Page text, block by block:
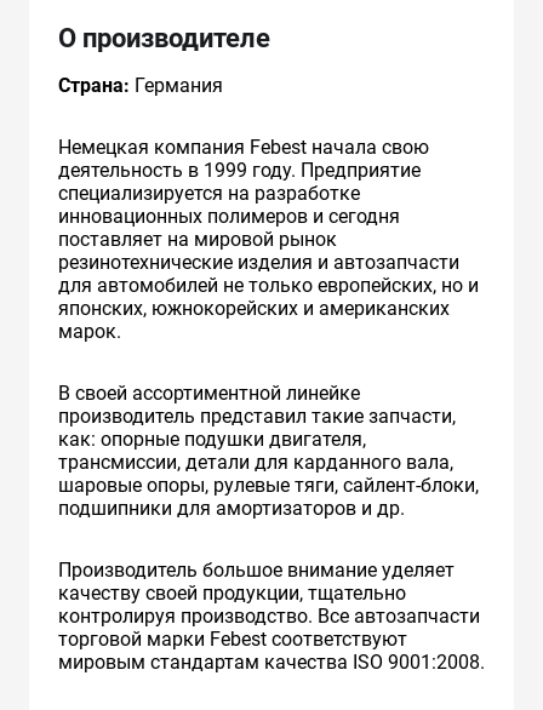
О производителе
Страна: Германия
Немецкая компания Febest начала свою
деятельность в 1999 году. Предприятие
специализируется на разработке
инновационных полимеров и сегодня
поставляет на мировой рынок
резинотехнические изделия и автозапчасти
для автомобилей не только европейских, но и
японских, южнокорейских и американских
марок.
В своей ассортиментной линейке
производитель представил такие запчасти,
как: опорные подушки двигателя,
трансмиссии, детали для карданного вала,
шаровые опоры, рулевые тяги, сайлент-блоки,
подшипники для амортизаторов и др.
Производитель большое внимание уделяет
качеству своей продукции, тщательно
контролируя производство. Все автозапчасти
торговой марки Febest соответствуют
мировым стандартам качества ISO 9001:2008.